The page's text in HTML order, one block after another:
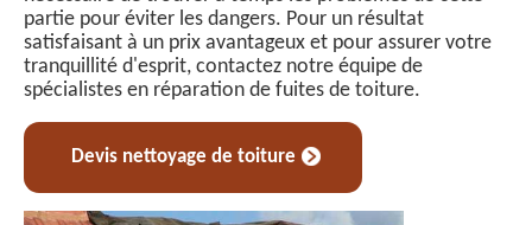
partie pour éviter les dangers. Pour un résultat
satisfaisant à un prix avantageux et pour assurer votre
tranquillité d'esprit, contactez notre équipe de
spécialistes en réparation de fuites de toiture.
Devis nettoyage de toiture